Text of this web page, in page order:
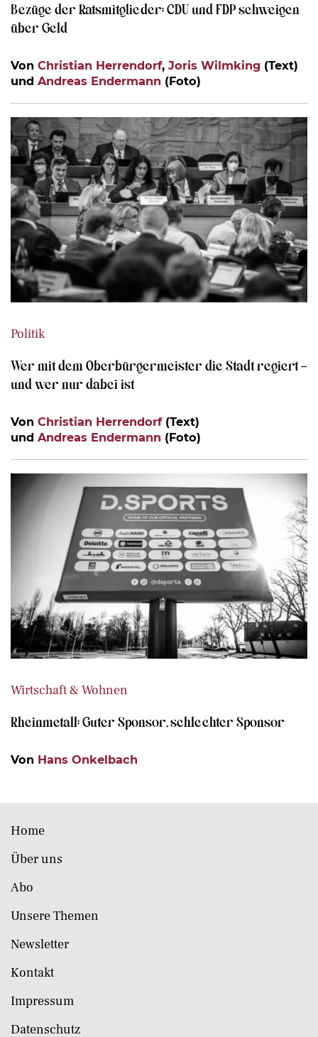
Bezüge der Ratsmitglieder: CDU und FDP schweigen
über Geld
Von Christian Herrendorf, Joris Wilmking (Text)
und Andreas Endermann (Foto)
Politik
Wer mit dem Oberbürgermeister die Stadt regiert –
und wer nur dabei ist
Von Christian Herrendorf(Text)
und Andreas Endermann (Foto)
Wirtschaft & Wohnen
Rheinmetall: Guter Sponsor, schlechter Sponsor
Von Hans Onkelbach
Home
Über uns
Abo
Unsere Themen
Newsletter
Kontakt
Impressum
Datenschutz